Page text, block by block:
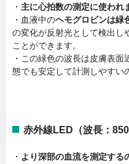
・ 主に心拍数の測定に使われ
・血液中のヘモグロビンは緑
の変化が反射光として検出し
ことができます。
・この緑色の波長は皮膚表
態でも安定して計測しやすい
赤外線LED（波長：
・ より深部の血流を測定する